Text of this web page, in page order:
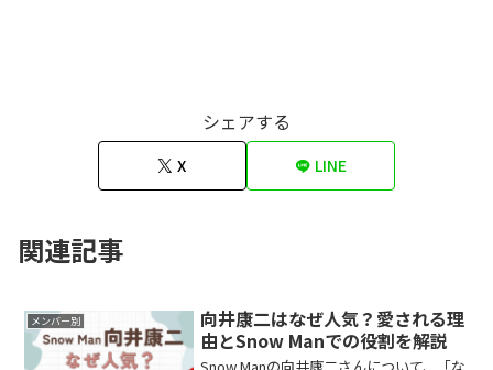
シェアする
X LINE
関連記事
メンバー別
向井康二はなぜ人気？愛される理
由とSnow Manでの役割を解説